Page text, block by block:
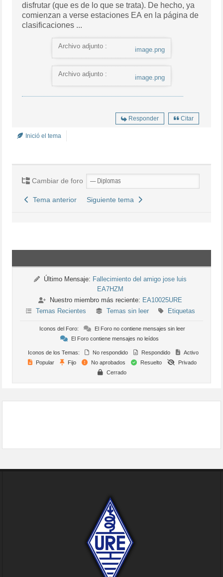
disfrutar (que es de lo que se trata). De hecho, ya
comienzan a verse estaciones EA en la página de
clasificaciones ...
Archivo adjunto : image.png
Archivo adjunto : image.png
Responder Citar
Inició el tema
Cambiar de foro
Tema anterior Siguiente tema
Último Mensaje: Fallecimiento del amigo jose luis
EA7HZM
Nuestro miembro más reciente: EA10025URE
Temas Recientes
Temas sin leer Etiquetas
Iconos del Foro:
El Foro no contiene mensajes sin leer
El Foro contiene mensajes no leídos
Iconos de los Temas: No respondido Respondido
Activo
Popular
Fijo No aprobados Resuelto
Privado
Cerrado